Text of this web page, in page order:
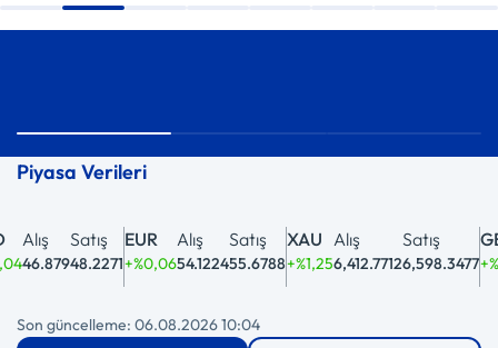
Piyasa Verileri
Alış
46.879
Satış
48.2271
EUR
+%0,06
Alış
54.1224
Satış
55.6788
XAU
+%1,25
Alış
6,412.7712
Satış
6,598.3477
GBP
Son güncelleme: 06.08.2026 10:04